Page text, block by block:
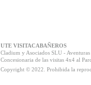
UTE VISITACABAÑEROS
Cladium y Asociados SLU -
Concesionaria de las visitas 4x4 al
Copyright © 2022. Prohibida la